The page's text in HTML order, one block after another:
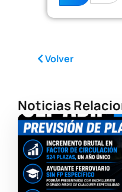
Volver
Noticias